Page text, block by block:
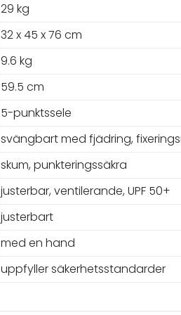
29 kg
32 x 45 x 76 cm
9.6 kg
59.5 cm
5-punktssele
svängbart med fjädring,
skum, punkteringssäkra
justerbar, ventilerande, UPF 50+
justerbart
med en hand
uppfyller säkerhetsstandarder